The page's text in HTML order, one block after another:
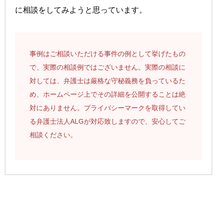
に相談をしてみようと思っています。
事例はご相談いただける事件の例として挙げたもの
で、実際の相談例ではございません。実際の相談に
対しては、弁護士は厳格な守秘義務を負っているた
め、ホームページ上でその詳細を公開することは絶
対にありません。プライバシーマークを取得してい
る弁護士法人ALGが対応致しますので、安心してご
相談ください。